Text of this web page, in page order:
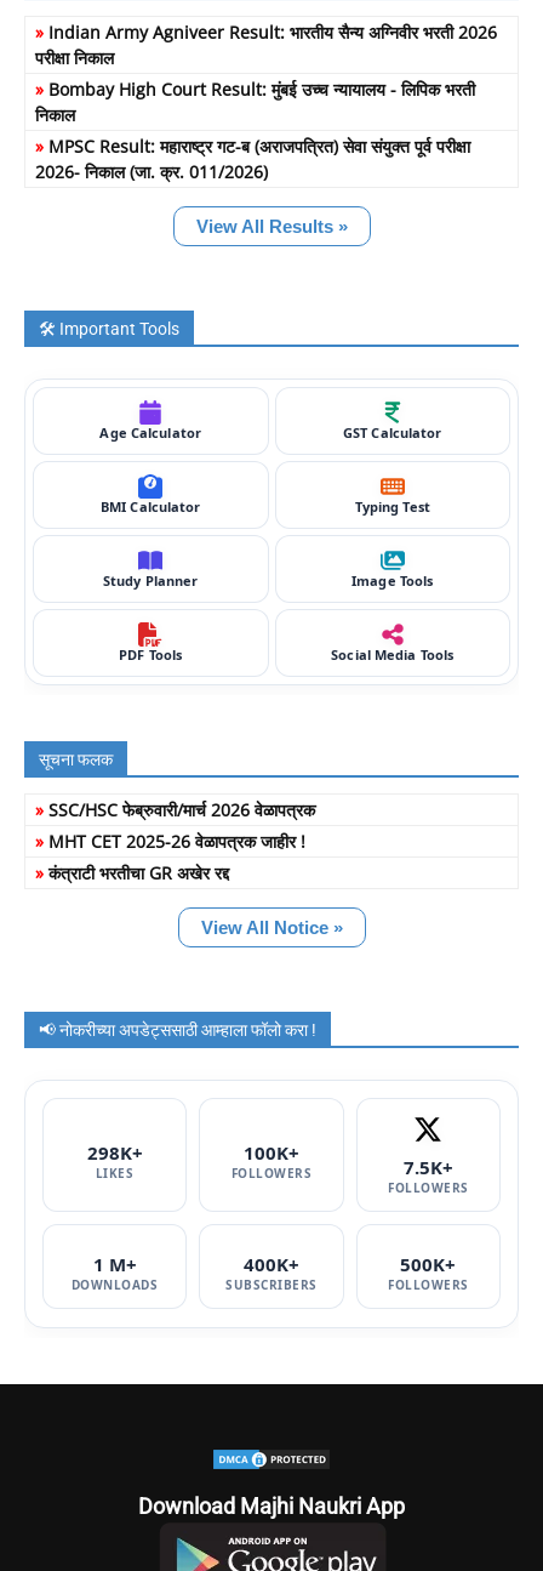
» Indian Army Agniveer Result: भारतीय सैन्य अग्निवीर भरती 2026
परीक्षा निकाल
» Bombay High Court Result: मुंबई उच्च न्यायालय - लिपिक भरती
निकाल
» MPSC Result: महाराष्ट्र गट-ब (अराजपत्रित) सेवा संयुक्त पूर्व परीक्षा
2026- निकाल (जा. क्र. 011/2026)
View All Results »
🛠️ Important Tools
Age Calculator GST Calculator
BMI Calculator Typing Test
Study Planner Image Tools
PDF Tools Social Media Tools
सूचना फलक
» SSC/HSC फेब्रुवारी/मार्च 2026 वेळापत्रक
» MHT CET 2025-26 वेळापत्रक जाहीर !
»कंत्राटी भरतीचा GR अखेर रद्द
View All Notice »
📢 नोकरीच्या अपडेट्ससाठी आम्हाला फॉलो करा !
298K+
LIKES
100K+
FOLLOWERS 7.5K+
FOLLOWERS
1 M+
DOWNLOADS
400K+
SUBSCRIBERS
500K+
FOLLOWERS
Download Majhi Naukri App